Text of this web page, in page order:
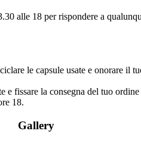
alle 18 per rispondere a
le capsule usate e onorare il
e fissare la consegna del tuo
18.
Gallery